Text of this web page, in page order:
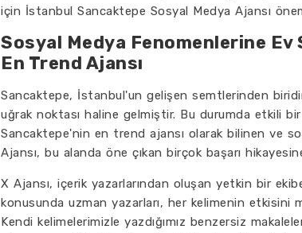
için İstanbul Sancaktepe Sosyal Medya Ajansı
Sosyal Medya Fenomenlerine Ev
En Trend Ajansı
Sancaktepe, İstanbul'un gelişen semtlerinden
uğrak noktası haline gelmiştir. Bu durumda etkili bir
Sancaktepe'nin en trend ajansı olarak bilinen ve
Ajansı, bu alanda öne çıkan birçok başarı
X Ajansı, içerik yazarlarından oluşan yetkin bir
konusunda uzman yazarları, her kelimenin etkisini
Kendi kelimelerimizle yazdığımız benzersiz